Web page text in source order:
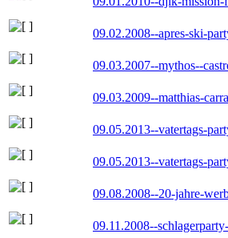
09.02.2008--apres-ski-
09.03.2007--mythos--
09.03.2009--matthias-
09.05.2013--vatertags-
09.05.2013--vatertags-
09.08.2008--20-jahre-
09.11.2008--